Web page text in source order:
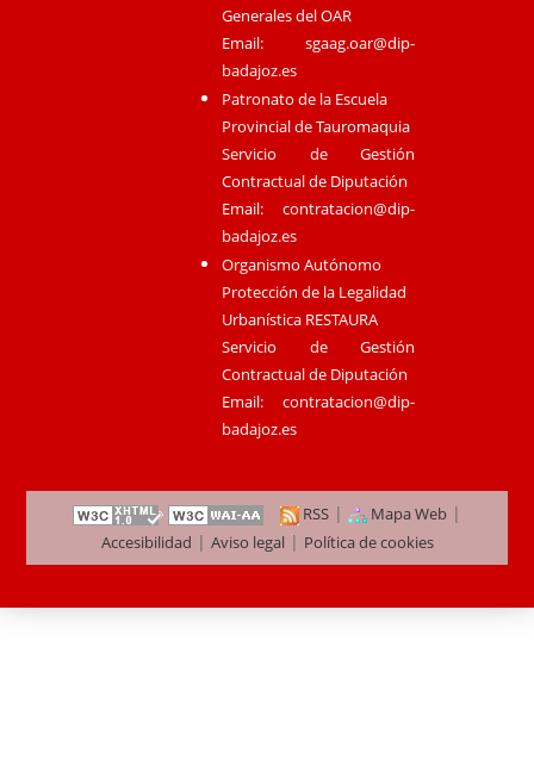
Generales del OAR
Email:sgaag.oar@dip-
badajoz.es
Patronato de la Escuela
Provincial de Tauromaquia
Servicio de Gestión
Contractual de Diputación
Email:contratacion@dip-
badajoz.es
Organismo Autónomo
Protección de la Legalidad
Urbanística RESTAURA
Servicio de Gestión
Contractual de Diputación
Email:contratacion@dip-
badajoz.es
RSS | Mapa Web |
Accesibilidad | Aviso legal| Política de cookies